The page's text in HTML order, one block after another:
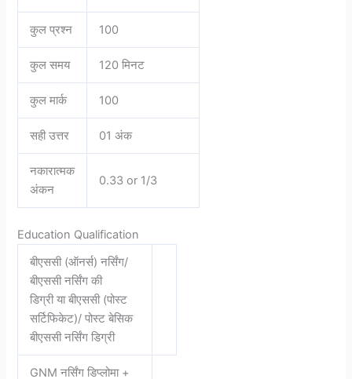
कुल प्रश्न 100
कुल समय 120 मिनट
कुल मार्क 100
सही उत्तर 01 अंक
नकारात्मक
अंकन
0.33 or 1/3
Education Qualification
बीएससी (ऑनर्स) नर्सिंग/
बीएससी नर्सिंग की
डिग्री या बीएससी (पोस्ट
सर्टिफिकेट)/ पोस्ट बेसिक
बीएससी नर्सिंग डिग्री
GNM नर्सिंग डिप्लोमा +